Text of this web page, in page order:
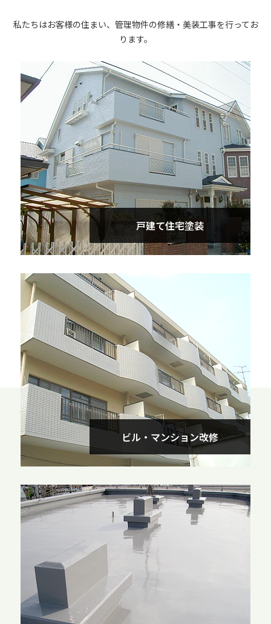
私たちはお客様の住まい、管理物件の修繕‧美装工事を行ってお
ります。
戸建て住宅塗装
ビル‧マンション改修